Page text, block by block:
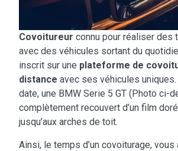
Covoitureurconnu pour réaliser des
avec des véhicules sortant du
inscrit sur une plateforme de
distance avec ses véhicules
date, une BMW Serie 5 GT (Photo ci-
complètement recouvert d’un film
jusqu’aux arches de toit.
Ainsi, le temps d’un covoiturage, vous